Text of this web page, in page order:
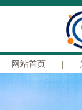
网站首页 |